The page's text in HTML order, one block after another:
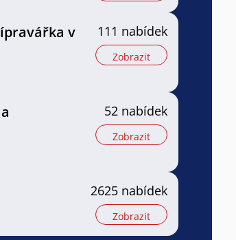
v
111 nabídek
Zobrazit
52 nabídek
Zobrazit
2625 nabídek
Zobrazit